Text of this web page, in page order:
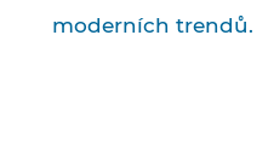
moderních trendů.